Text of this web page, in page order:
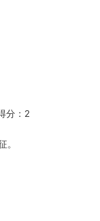
分：2
。